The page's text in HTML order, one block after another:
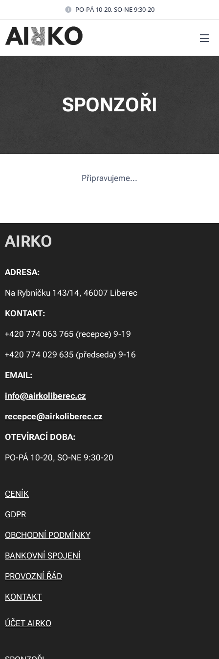
PO-PÁ 10-20, SO-NE 9:30-20
SPONZOŘI
Připravujeme...
AIRKO
ADRESA:
Na Rybníčku 143/14, 46007 Liberec
KONTAKT:
+420 774 063 765 (recepce) 9-19
+420 774 029 635 (předseda) 9-16
EMAIL:
info@airkoliberec.cz
recepce@airkoliberec.cz
OTEVÍRACÍ DOBA:
PO-PÁ 10-20, SO-NE 9:30-20
CENÍK
GDPR
OBCHODNÍ PODMÍNKY
BANKOVNÍ SPOJENÍ
PROVOZNÍ ŘÁD
KONTAKT
ÚČET AIRKO